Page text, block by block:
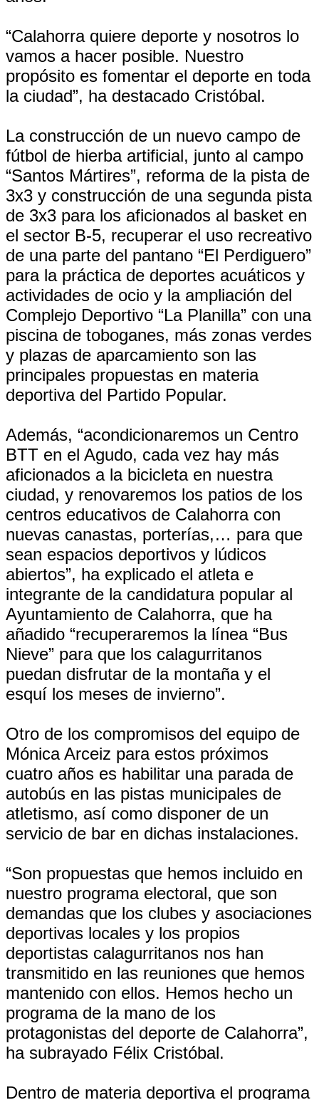
“Calahorra quiere deporte y nosotros lo
vamos a hacer posible. Nuestro
propósito es fomentar el deporte en toda
la ciudad”, ha destacado Cristóbal.
La construcción de un nuevo campo de
fútbol de hierba artificial, junto al campo
“Santos Mártires”, reforma de la pista de
3x3 y construcción de una segunda pista
de 3x3 para los aficionados al basket en
el sector B-5, recuperar el uso recreativo
de una parte del pantano “El Perdiguero”
para la práctica de deportes acuáticos y
actividades de ocio y la ampliación del
Complejo Deportivo “La Planilla” con una
piscina de toboganes, más zonas verdes
y plazas de aparcamiento son las
principales propuestas en materia
deportiva del Partido Popular.
Además, “acondicionaremos un Centro
BTT en el Agudo, cada vez hay más
aficionados a la bicicleta en nuestra
ciudad, y renovaremos los patios de los
centros educativos de Calahorra con
nuevas canastas, porterías,… para que
sean espacios deportivos y lúdicos
abiertos”, ha explicado el atleta e
integrante de la candidatura popular al
Ayuntamiento de Calahorra, que ha
añadido “recuperaremos la línea “Bus
Nieve” para que los calagurritanos
puedan disfrutar de la montaña y el
esquí los meses de invierno”.
Otro de los compromisos del equipo de
Mónica Arceiz para estos próximos
cuatro años es habilitar una parada de
autobús en las pistas municipales de
atletismo, así como disponer de un
servicio de bar en dichas instalaciones.
“Son propuestas que hemos incluido en
nuestro programa electoral, que son
demandas que los clubes y asociaciones
deportivas locales y los propios
deportistas calagurritanos nos han
transmitido en las reuniones que hemos
mantenido con ellos. Hemos hecho un
programa de la mano de los
protagonistas del deporte de Calahorra”,
ha subrayado Félix Cristóbal.
Dentro de materia deportiva el programa